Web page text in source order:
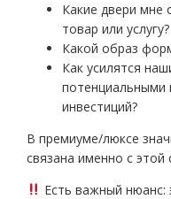
Какие двери мне
товар или услугу?
Какой образ
Как усилятся
потенциальными
инвестиций?
В премиуме/люксе
связана именно с
Есть важный нюанс: